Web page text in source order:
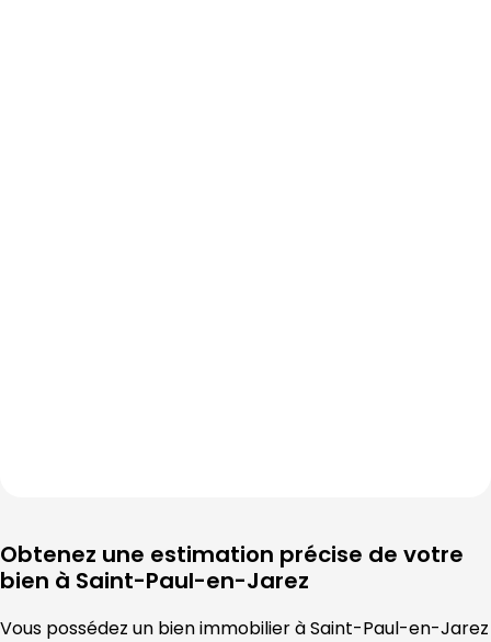
Obtenez une estimation précise de votre
bien à Saint-Paul-en-Jarez
Vous possédez un bien immobilier à Saint-Paul-en-Jarez